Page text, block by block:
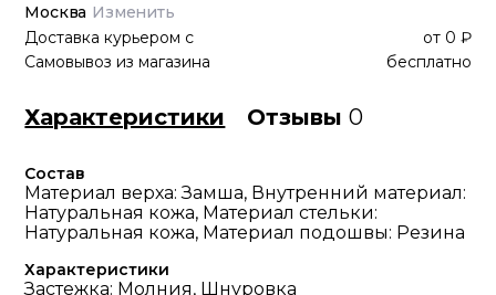
Москва Изменить
Доставка курьером с от 0 ₽
Самовывоз из магазина
бесплатно
Характеристики Отзывы0
Состав
Материал верха: Замша, Внутренний материал:
Натуральная кожа, Материал стельки:
Натуральная кожа, Материал подошвы: Резина
Характеристики
Застежка: Молния, Шнуровка